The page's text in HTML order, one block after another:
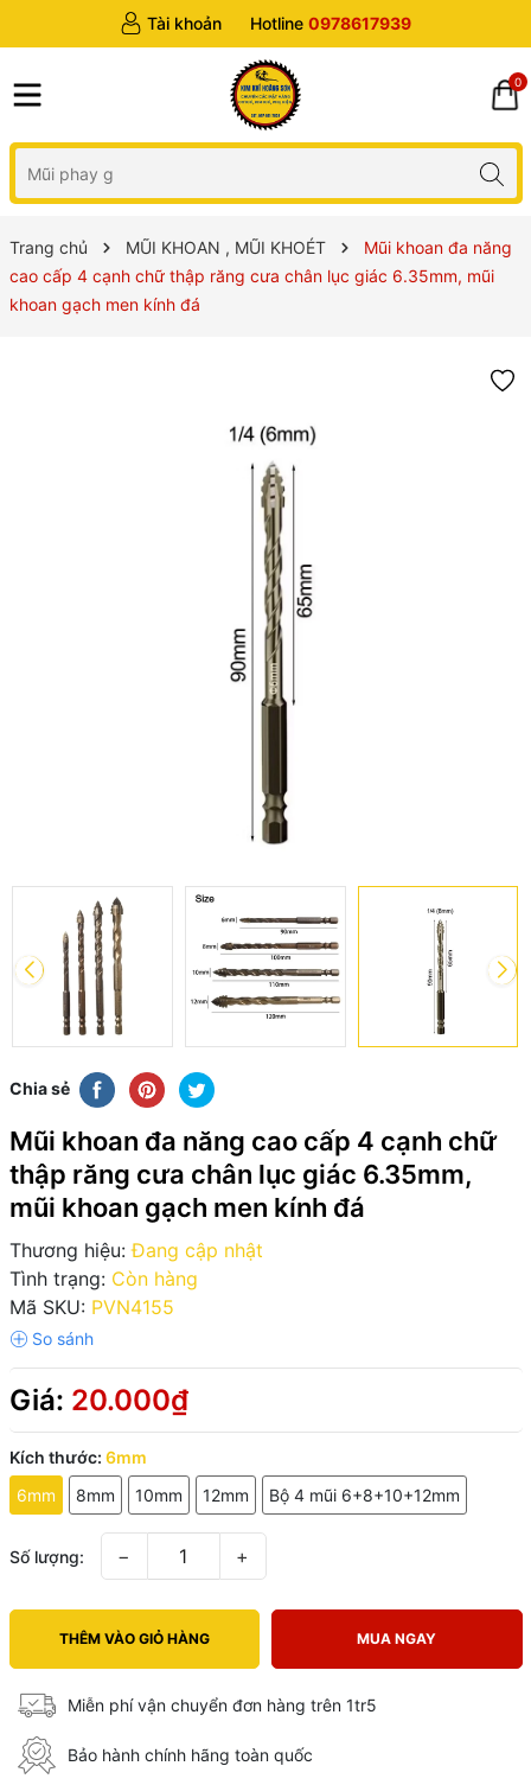
Tài khoản Hotline 0978617939
0
Trang chủ MŨI KHOAN , MŨI KHOÉT
Mũi khoan đa năng
cao cấp 4 cạnh chữ thập răng cưa chân lục giác 6.35mm, mũi
khoan gạch men kính đá
Chia sẻ
Mũi khoan đa năng cao cấp 4 cạnh chữ
thập răng cưa chân lục giác 6.35mm,
mũi khoan gạch men kính đá
Thương hiệu: Đang cập nhật
Tình trạng: Còn hàng
Mã SKU: PVN4155
Giá: 20.000₫
Kích thước: 6mm
6mm
8mm 10mm 12mm Bộ 4 mũi 6+8+10+12mm
Số lượng: − +
THÊM VÀO GIỎ HÀNG MUA NGAY
Miễn phí vận chuyển đơn hàng trên 1tr5
Bảo hành chính hãng toàn quốc